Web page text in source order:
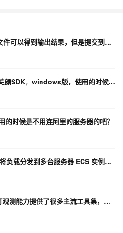
请教个问题，用flink读本地文件可以得到输出结果，但是提交到flink单机模式服务器上执行jar包
Queen智能美化特效SDK中美颜SDK，windows版，使用的时候是不用连阿里的服务器的吧？
时候是不用连阿里的服务器的吧？
使用阿里云的负载均衡 SLB 将负载分发到多台服务器 ECS 实例上去的时候，哪些工具即可获得发起请
阿里云针对提升云服务器的可观测能力提供了很多主流工具集，其目的是什么？